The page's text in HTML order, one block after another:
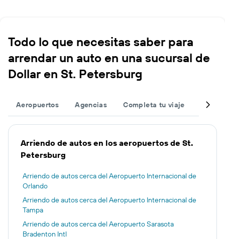
Todo lo que necesitas saber para
arrendar un auto en una sucursal de
Dollar en St. Petersburg
Aeropuertos Agencias Completa tu viaje Otros
Arriendo de autos en los aeropuertos de St.
Petersburg
Arriendo de autos cerca del Aeropuerto Internacional de
Orlando
Arriendo de autos cerca del Aeropuerto Internacional de
Tampa
Arriendo de autos cerca del Aeropuerto Sarasota
Bradenton Intl